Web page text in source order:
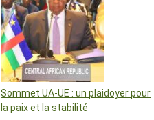
Sommet UA-UE : un plaidoyer pour
la paix et la stabilité